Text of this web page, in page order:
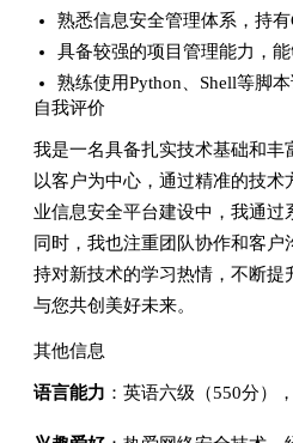
熟悉信息安全管理体系，持有
具备较强的项目管理能力，
熟练使用Python、Shell等脚
自我评价
我是一名具备扎实技术基础和
以客户为中心，通过精准的技
业信息安全平台建设中，我通
同时，我也注重团队协作和客
持对新技术的学习热情，不断
与您共创美好未来。
其他信息
语言能力 ：英语六级（550分）